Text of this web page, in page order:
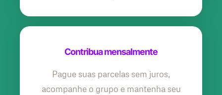
Contribua mensalmente
Pague suas parcelas sem juros,
acompanhe o grupo e mantenha seu